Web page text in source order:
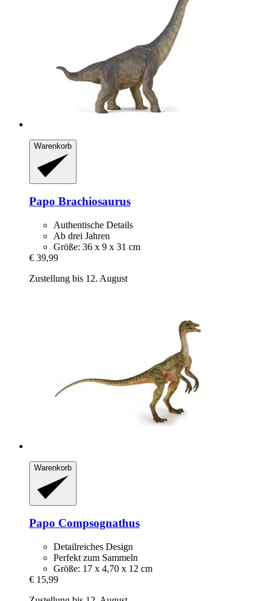
Warenkorb
Papo Brachiosaurus
Authentische Details
Ab drei Jahren
Größe: 36 x 9 x 31 cm
€ 39,99
Zustellung bis 12. August
Warenkorb
Papo Compsognathus
Detailreiches Design
Perfekt zum Sammeln
Größe: 17 x 4,70 x 12 cm
€ 15,99